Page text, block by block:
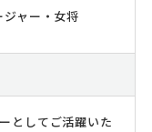
ャー・女将
としてご活躍いた